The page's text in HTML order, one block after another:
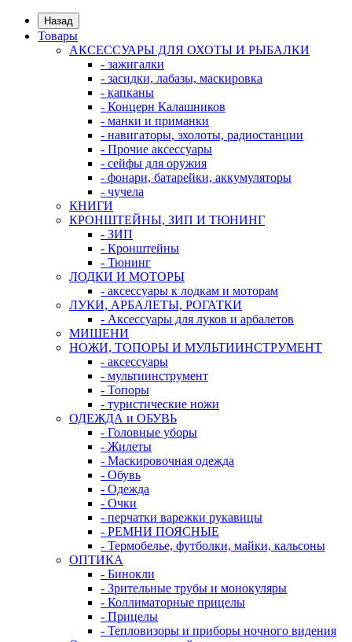
Назад
Товары
АКСЕССУАРЫ ДЛЯ ОХОТЫ И РЫБАЛКИ
- зажигалки
- засидки, лабазы, маскировка
- капканы
- Концерн Калашников
- манки и приманки
- навигаторы, эхолоты, радиостанции
- Прочие аксессуары
- сейфы для оружия
- фонари, батарейки, аккумуляторы
- чучела
КНИГИ
КРОНШТЕЙНЫ, ЗИП И ТЮНИНГ
- ЗИП
- Кронштейны
- Тюнинг
ЛОДКИ И МОТОРЫ
- аксессуары к лодкам и моторам
ЛУКИ, АРБАЛЕТЫ, РОГАТКИ
- Аксессуары для луков и арбалетов
МИШЕНИ
НОЖИ, ТОПОРЫ И МУЛЬТИИНСТРУМЕНТ
- аксессуары
- мультиинструмент
- Топоры
- туристические ножи
ОДЕЖДА и ОБУВЬ
- Головные уборы
- Жилеты
- Маскировочная одежда
- Обувь
- Одежда
- Очки
- перчатки варежки рукавицы
- РЕМНИ ПОЯСНЫЕ
- Термобелье, футболки, майки, кальсоны
ОПТИКА
- Бинокли
- Зрительные трубы и монокуляры
- Коллиматорные прицелы
- Прицелы
- Тепловизоры и приборы ночного видения